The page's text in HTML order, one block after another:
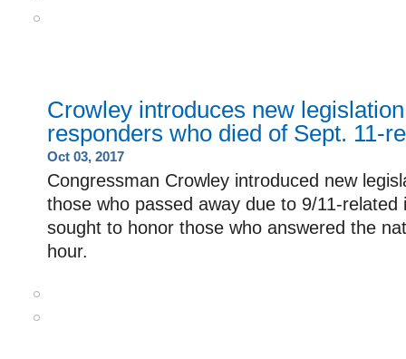
Crowley introduces new
responders who died of Sept. 11-
Oct 03, 2017
Congressman Crowley introduced new
those who passed away due to 9/11-related
sought to honor those who answered the
hour.